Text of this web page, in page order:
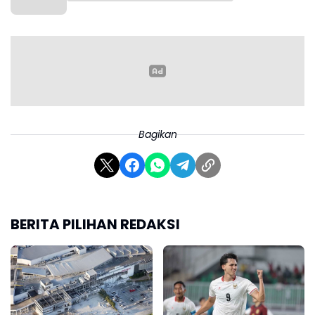
Bagikan
BERITA PILIHAN REDAKSI